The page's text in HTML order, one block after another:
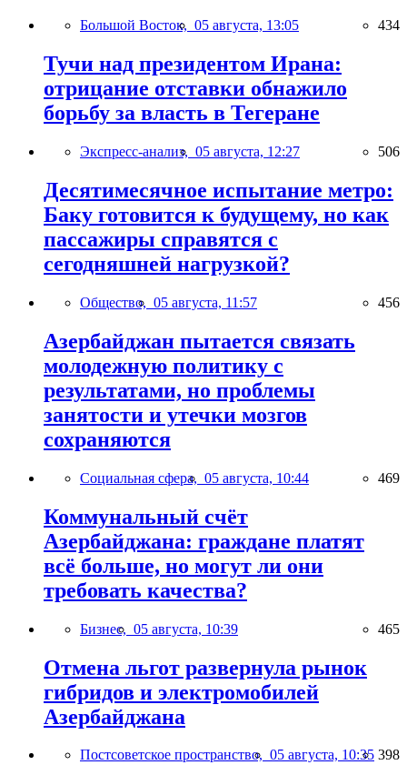
Большой Восток, 05 августа, 13:05 434
Тучи над президентом Ирана:
отрицание отставки обнажило
борьбу за власть в Тегеране
Экспресс-анализ, 05 августа, 12:27 506
Десятимесячное испытание метро:
Баку готовится к будущему, но как
пассажиры справятся с
сегодняшней нагрузкой?
Общество, 05 августа, 11:57 456
Азербайджан пытается связать
молодежную политику с
результатами, но проблемы
занятости и утечки мозгов
сохраняются
Социальная сфера, 05 августа, 10:44 469
Коммунальный счёт
Азербайджана: граждане платят
всё больше, но могут ли они
требовать качества?
Бизнес, 05 августа, 10:39 465
Отмена льгот развернула рынок
гибридов и электромобилей
Азербайджана
Постсоветское пространство, 05 августа, 10:35 398